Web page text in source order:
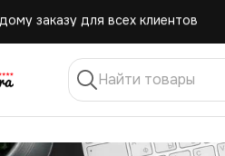
при заказе от 10.000 руб.